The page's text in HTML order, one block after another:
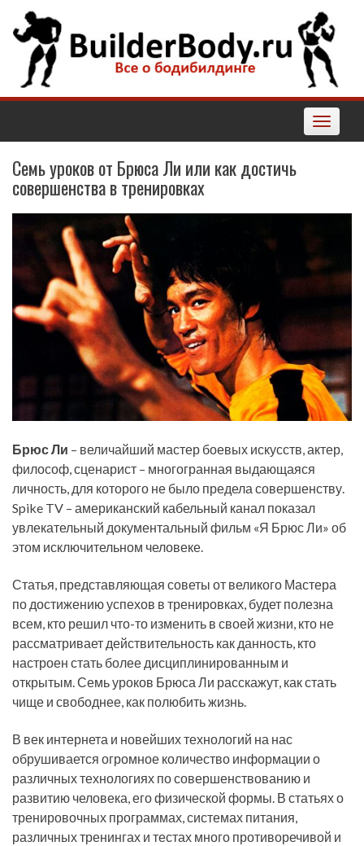
Наверх
Toggle
Семь уроков от Брюса Ли или как достичь
совершенства в тренировках
Брюс Ли – величайший мастер боевых искусств, актер,
философ, сценарист – многогранная выдающаяся
личность, для которого не было предела совершенству.
Spike TV – американский кабельный канал показал
увлекательный документальный фильм «Я Брюс Ли» об
этом исключительном человеке.
Статья, представляющая советы от великого Мастера
по достижению успехов в тренировках, будет полезна
всем, кто решил что-то изменить в своей жизни, кто не
рассматривает действительность как данность, кто
настроен стать более дисциплинированным и
открытым. Семь уроков Брюса Ли расскажут, как стать
чище и свободнее, как полюбить жизнь.
В век интернета и новейших технологий на нас
обрушивается огромное количество информации о
различных технологиях по совершенствованию и
развитию человека, его физической формы. В статьях о
тренировочных программах, системах питания,
различных тренингах и тестах много противоречивой и